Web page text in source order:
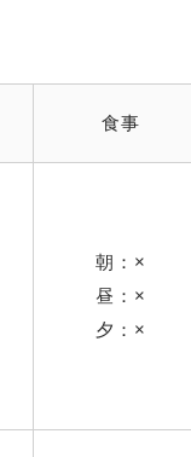
食事
朝：×
昼：×
夕：×